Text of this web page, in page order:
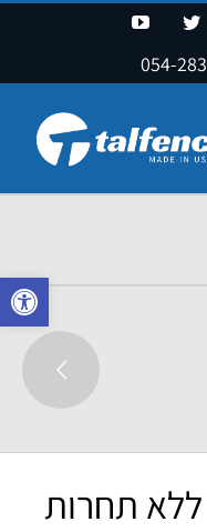
פתח
Twitter
YouTube
054-
ללא תחרות